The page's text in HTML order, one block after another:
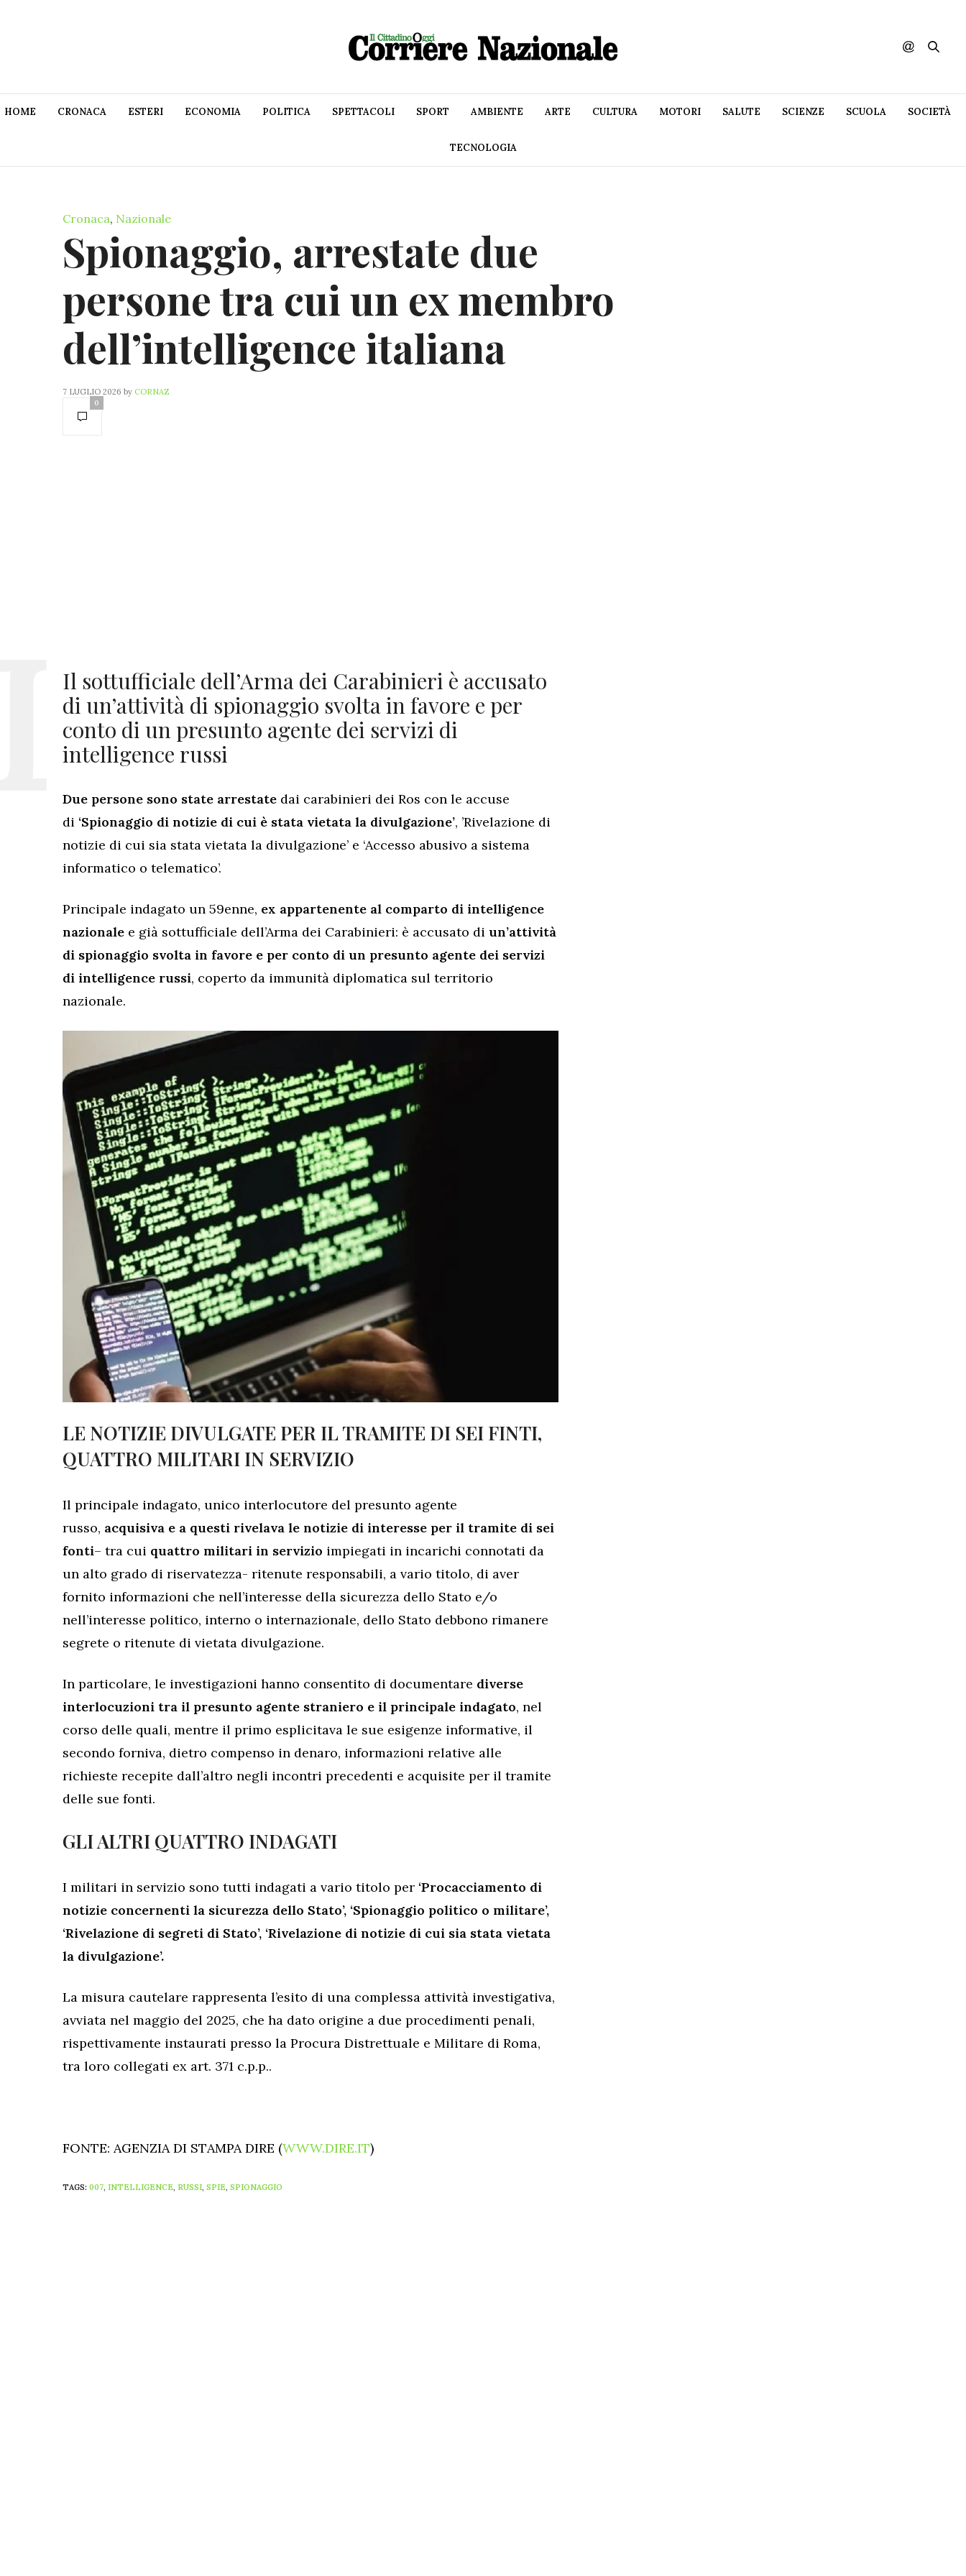
HOME CRONACA ESTERI ECONOMIA POLITICA SPETTACOLI SPORT AMBIENTE ARTE CULTURA MOTORI SALUTE SCIENZE SCUOLA SOCIETÀ
TECNOLOGIA
Cronaca, Nazionale
Spionaggio, arrestate due
persone tra cui un ex membro
dell’intelligence italiana
7 LUGLIO 2026 by CORNAZ
0
Il sottufficiale dell’Arma dei Carabinieri è accusato
di un’attività di spionaggio svolta in favore e per
conto di un presunto agente dei servizi di
intelligence russi
Due persone sono state arrestate dai carabinieri dei Ros con le accuse
di ‘Spionaggio di notizie di cui è stata vietata la divulgazione’, ’Rivelazione di
notizie di cui sia stata vietata la divulgazione’ e ‘Accesso abusivo a sistema
informatico o telematico’.
Principale indagato un 59enne, ex appartenente al comparto di intelligence
nazionale e già sottufficiale dell’Arma dei Carabinieri: è accusato di un’attività
di spionaggio svolta in favore e per conto di un presunto agente dei servizi
di intelligence russi, coperto da immunità diplomatica sul territorio
nazionale.
LE NOTIZIE DIVULGATE PER IL TRAMITE DI SEI FINTI,
QUATTRO MILITARI IN SERVIZIO
Il principale indagato, unico interlocutore del presunto agente
russo, acquisiva e a questi rivelava le notizie di interesse per il tramite di sei
fonti– tra cui quattro militari in servizio impiegati in incarichi connotati da
un alto grado di riservatezza- ritenute responsabili, a vario titolo, di aver
fornito informazioni che nell’interesse della sicurezza dello Stato e/o
nell’interesse politico, interno o internazionale, dello Stato debbono rimanere
segrete o ritenute di vietata divulgazione.
In particolare, le investigazioni hanno consentito di documentare diverse
interlocuzioni tra il presunto agente straniero e il principale indagato, nel
corso delle quali, mentre il primo esplicitava le sue esigenze informative, il
secondo forniva, dietro compenso in denaro, informazioni relative alle
richieste recepite dall’altro negli incontri precedenti e acquisite per il tramite
delle sue fonti.
GLI ALTRI QUATTRO INDAGATI
I militari in servizio sono tutti indagati a vario titolo per ‘Procacciamento di
notizie concernenti la sicurezza dello Stato’, ‘Spionaggio politico o militare’,
‘Rivelazione di segreti di Stato’, ‘Rivelazione di notizie di cui sia stata vietata
la divulgazione’.
La misura cautelare rappresenta l’esito di una complessa attività investigativa,
avviata nel maggio del 2025, che ha dato origine a due procedimenti penali,
rispettivamente instaurati presso la Procura Distrettuale e Militare di Roma,
tra loro collegati ex art. 371 c.p.p..
FONTE: AGENZIA DI STAMPA DIRE (WWW.DIRE.IT)
TAGS: 007, INTELLIGENCE, RUSSI, SPIE, SPIONAGGIO